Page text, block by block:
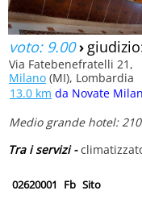
voto: 9.00›
Via Fatebenefratelli 21,
Milano (MI), Lombardia
13.0 km da Novate
Medio grande hotel:
Tra i servizi -
02620001 Fb Sito